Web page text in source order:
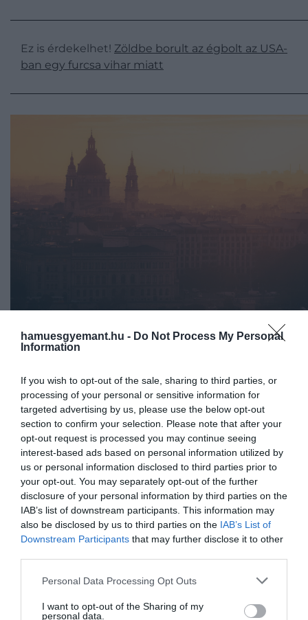
hamuesgyemant.hu - Do Not Process My Personal
Information
If you wish to opt-out of the sale, sharing to third parties, or
processing of your personal or sensitive information for
targeted advertising by us, please use the below opt-out
section to confirm your selection. Please note that after your
opt-out request is processed you may continue seeing
interest-based ads based on personal information utilized by
us or personal information disclosed to third parties prior to
your opt-out. You may separately opt-out of the further
disclosure of your personal information by third parties on the
IAB’s list of downstream participants. This information may
also be disclosed by us to third parties on the IAB’s List of
Downstream Participants that may further disclose it to other
Please note that this website/app uses one or more Google
not limited to your visit or usage behaviour. You may click to
Personal Data Processing Opt Outs
I want to opt-out of the Sharing of my
personal data.
Ez is érdekelhet! Zöldbe borult az égbolt az USA-
ban egy furcsa vihar miatt
homok
Bár az tény, hogy nem egyedülálló esetről beszélünk,
szaharai szél ugyanis minden évben szezonálisan
változik és pontosan ez az, ami minden évben szét is
hordja a kellemetlenségeket okozó homokot és port
világon. A Szaharában – ami a Föld legnagyobb forró
sivataga – minden évben július és augusztus között
felerősödik a széljárás, ami a különböző szemcséket
gyakorlatilag felszívja és befújja a troposzférába, vagyis
légkör legalsó rétegébe.
Itt aztán kialakul egy olyan levegőréteg, ami nagyjából
Ez a jelenség nagyjából 1,6 kilométerre a földfelszín
fölött kezdődik és a szakértők szerint ebben az